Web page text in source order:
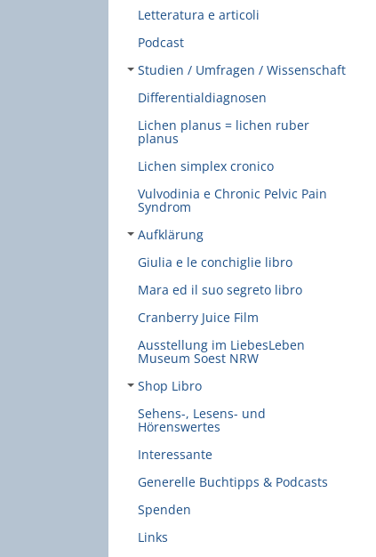
Letteratura e articoli
Podcast
Studien / Umfragen / Wissenschaft
Differentialdiagnosen
Lichen planus = lichen ruber
planus
Lichen simplex cronico
Vulvodinia e Chronic Pelvic Pain
Syndrom
Aufklärung
Giulia e le conchiglie libro
Mara ed il suo segreto libro
Cranberry Juice Film
Ausstellung im LiebesLeben
Museum Soest NRW
Shop Libro
Sehens-, Lesens- und
Hörenswertes
Interessante
Generelle Buchtipps & Podcasts
Spenden
Links